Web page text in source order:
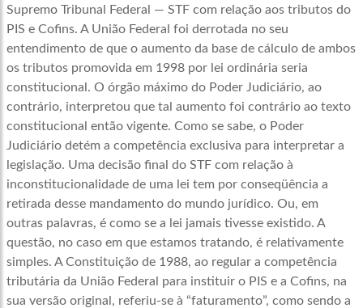
Supremo Tribunal Federal — STF com relação aos tributos do
PIS e Cofins. A União Federal foi derrotada no seu
entendimento de que o aumento da base de cálculo de ambos
os tributos promovida em 1998 por lei ordinária seria
constitucional. O órgão máximo do Poder Judiciário, ao
contrário, interpretou que tal aumento foi contrário ao texto
constitucional então vigente. Como se sabe, o Poder
Judiciário detém a competência exclusiva para interpretar a
legislação. Uma decisão final do STF com relação à
inconstitucionalidade de uma lei tem por conseqüência a
retirada desse mandamento do mundo jurídico. Ou, em
outras palavras, é como se a lei jamais tivesse existido. A
questão, no caso em que estamos tratando, é relativamente
simples. A Constituição de 1988, ao regular a competência
tributária da União Federal para instituir o PIS e a Cofins, na
sua versão original, referiu-se à “faturamento”, como sendo a